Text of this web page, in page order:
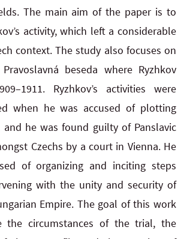
The main aim of the paper is to
activity, which left a considerable
context. The study also focuses on
beseda where Ryzhkov
Ryzhkov’s activities were
when he was accused of plotting
and he was found guilty of Panslavic
Czechs by a court in Vienna. He
of organizing and inciting steps
with the unity and security of
Empire. The goal of this work
the circumstances of the trial, the